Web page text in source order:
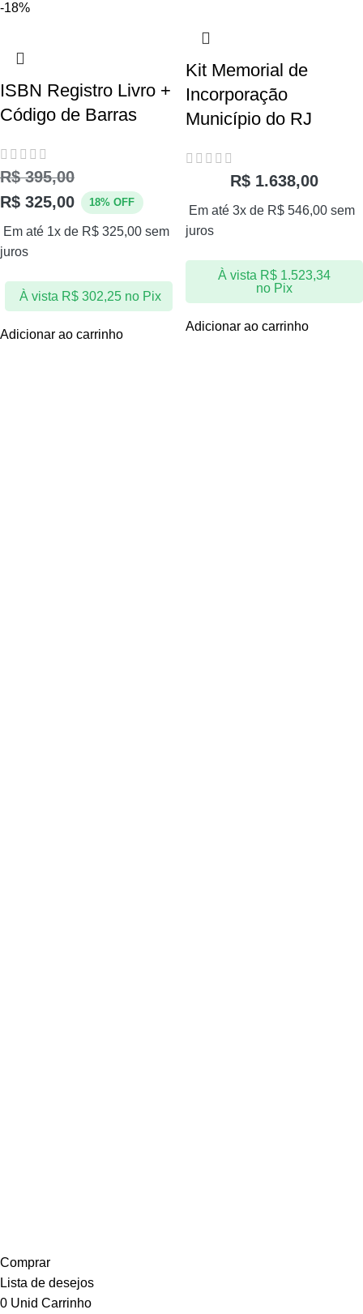
-18%
ISBN Registro Livro +
Código de Barras
R$395,00
R$ 325,00 18% OFF
Em até 1x de R$ 325,00 sem
juros
À vista R$ 302,25 no Pix
Adicionar ao carrinho
Kit Memorial de
Incorporação
Município do RJ
R$ 1.638,00
Em até 3x de R$ 546,00 sem
juros
À vista R$ 1.523,34
no Pix
Adicionar ao carrinho
Comprar
Lista de desejos
0 Unid Carrinho